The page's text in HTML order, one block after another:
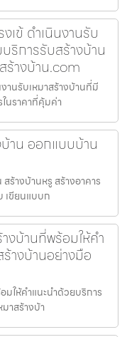
เข้ ดำเนินงานรับ
ริการรับสร้างบ้าน
ร้างบ้าน.com
านรับเหมาสร้างบ้านที่มี
นราคาที่คุ้มค่า
าน ออกแบบบ้าน
ร้างบ้านหรู สร้างอาคาร
เขียนแบบก
งบ้านที่พร้อมให้คำ
างบ้านอย่างมือ
ให้คำแนะนำด้วยบริการ
าสร้างบ้า